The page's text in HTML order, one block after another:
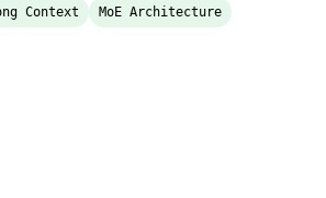
Context MoE Architecture